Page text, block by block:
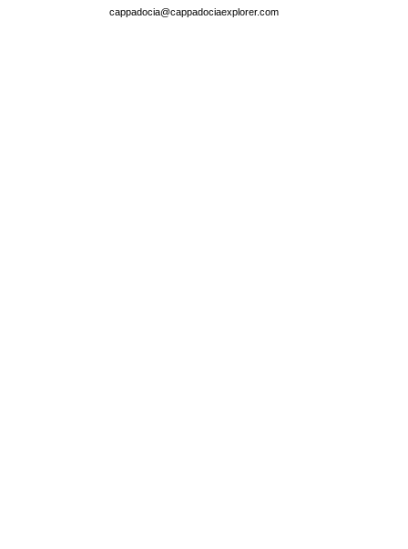
cappadocia@cappadociaexplorer.com